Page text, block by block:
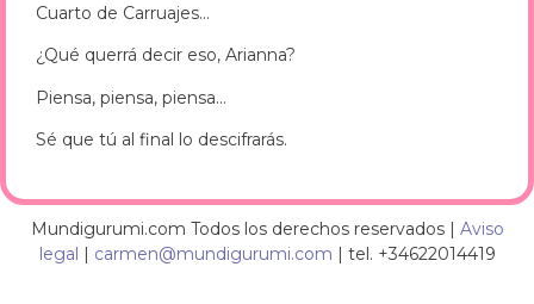
Cuarto de Carruajes…
¿Qué querrá decir eso, Arianna?
Piensa, piensa, piensa…
Sé que tú al final lo descifrarás.
Mundigurumi.com Todos los derechos reservados | Aviso
legal
carmen@mundigurumi.com | tel. +34622014419